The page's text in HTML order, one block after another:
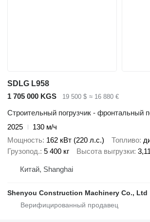
SDLG L958
1 705 000 KGS
19 500 $ ≈ 16 880 €
Строительный погрузчик - фронтальный
2025
130 м/ч
Мощность 162 кВт (220 л.с.) Топливо
Грузопод. 5 400 кг Высота выгрузки
Китай, Shanghai
Shenyou Construction Machinery Co., Ltd